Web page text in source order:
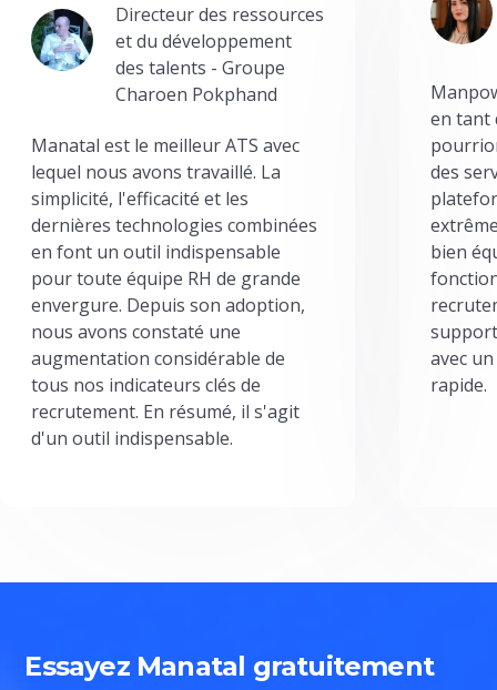
Directeur des ressources
et du développement
des talents - Groupe
Charoen Pokphand
Manatal est le meilleur ATS avec
lequel nous avons travaillé. La
simplicité, l'efficacité et les
dernières technologies combinées
en font un outil indispensable
pour toute équipe RH de grande
envergure. Depuis son adoption,
nous avons constaté une
augmentation considérable de
tous nos indicateurs clés de
recrutement. En résumé, il s'agit
d'un outil indispensable.
en tant
des
bien
avec
rapide.
Essayez Manatal gratuitement